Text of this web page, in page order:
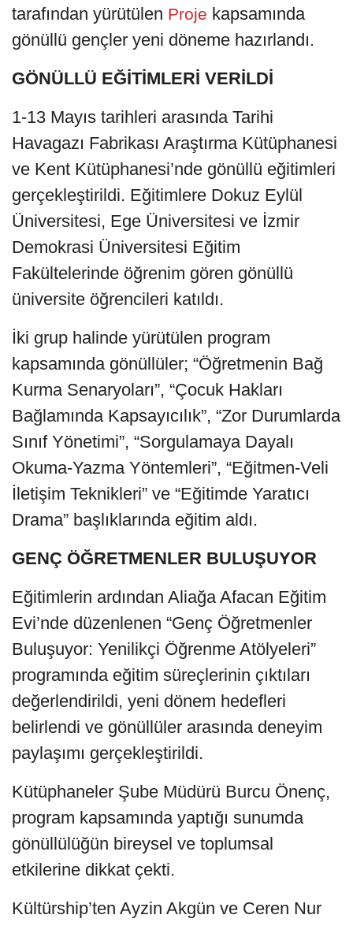
tarafından yürütülen Proje kapsamında
gönüllü gençler yeni döneme hazırlandı.
GÖNÜLLÜ EĞİTİMLERİ VERİLDİ
1-13 Mayıs tarihleri arasında Tarihi
Havagazı Fabrikası Araştırma Kütüphanesi
ve Kent Kütüphanesi’nde gönüllü eğitimleri
gerçekleştirildi. Eğitimlere Dokuz Eylül
Üniversitesi, Ege Üniversitesi ve İzmir
Demokrasi Üniversitesi Eğitim
Fakültelerinde öğrenim gören gönüllü
üniversite öğrencileri katıldı.
İki grup halinde yürütülen program
kapsamında gönüllüler; “Öğretmenin Bağ
Kurma Senaryoları”, “Çocuk Hakları
Bağlamında Kapsayıcılık”, “Zor Durumlarda
Sınıf Yönetimi”, “Sorgulamaya Dayalı
Okuma-Yazma Yöntemleri”, “Eğitmen-Veli
İletişim Teknikleri” ve “Eğitimde Yaratıcı
Drama” başlıklarında eğitim aldı.
GENÇ ÖĞRETMENLER BULUŞUYOR
Eğitimlerin ardından Aliağa Afacan Eğitim
Evi’nde düzenlenen “Genç Öğretmenler
Buluşuyor: Yenilikçi Öğrenme Atölyeleri”
programında eğitim süreçlerinin çıktıları
değerlendirildi, yeni dönem hedefleri
belirlendi ve gönüllüler arasında deneyim
paylaşımı gerçekleştirildi.
Kütüphaneler Şube Müdürü Burcu Önenç,
program kapsamında yaptığı sunumda
gönüllülüğün bireysel ve toplumsal
etkilerine dikkat çekti.
Kültürship’ten Ayzin Akgün ve Ceren Nur